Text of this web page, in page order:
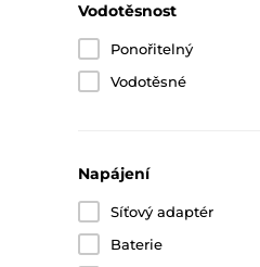
Vodotěsnost
Ponořitelný
Vodotěsné
Napájení
Síťový adaptér
Baterie